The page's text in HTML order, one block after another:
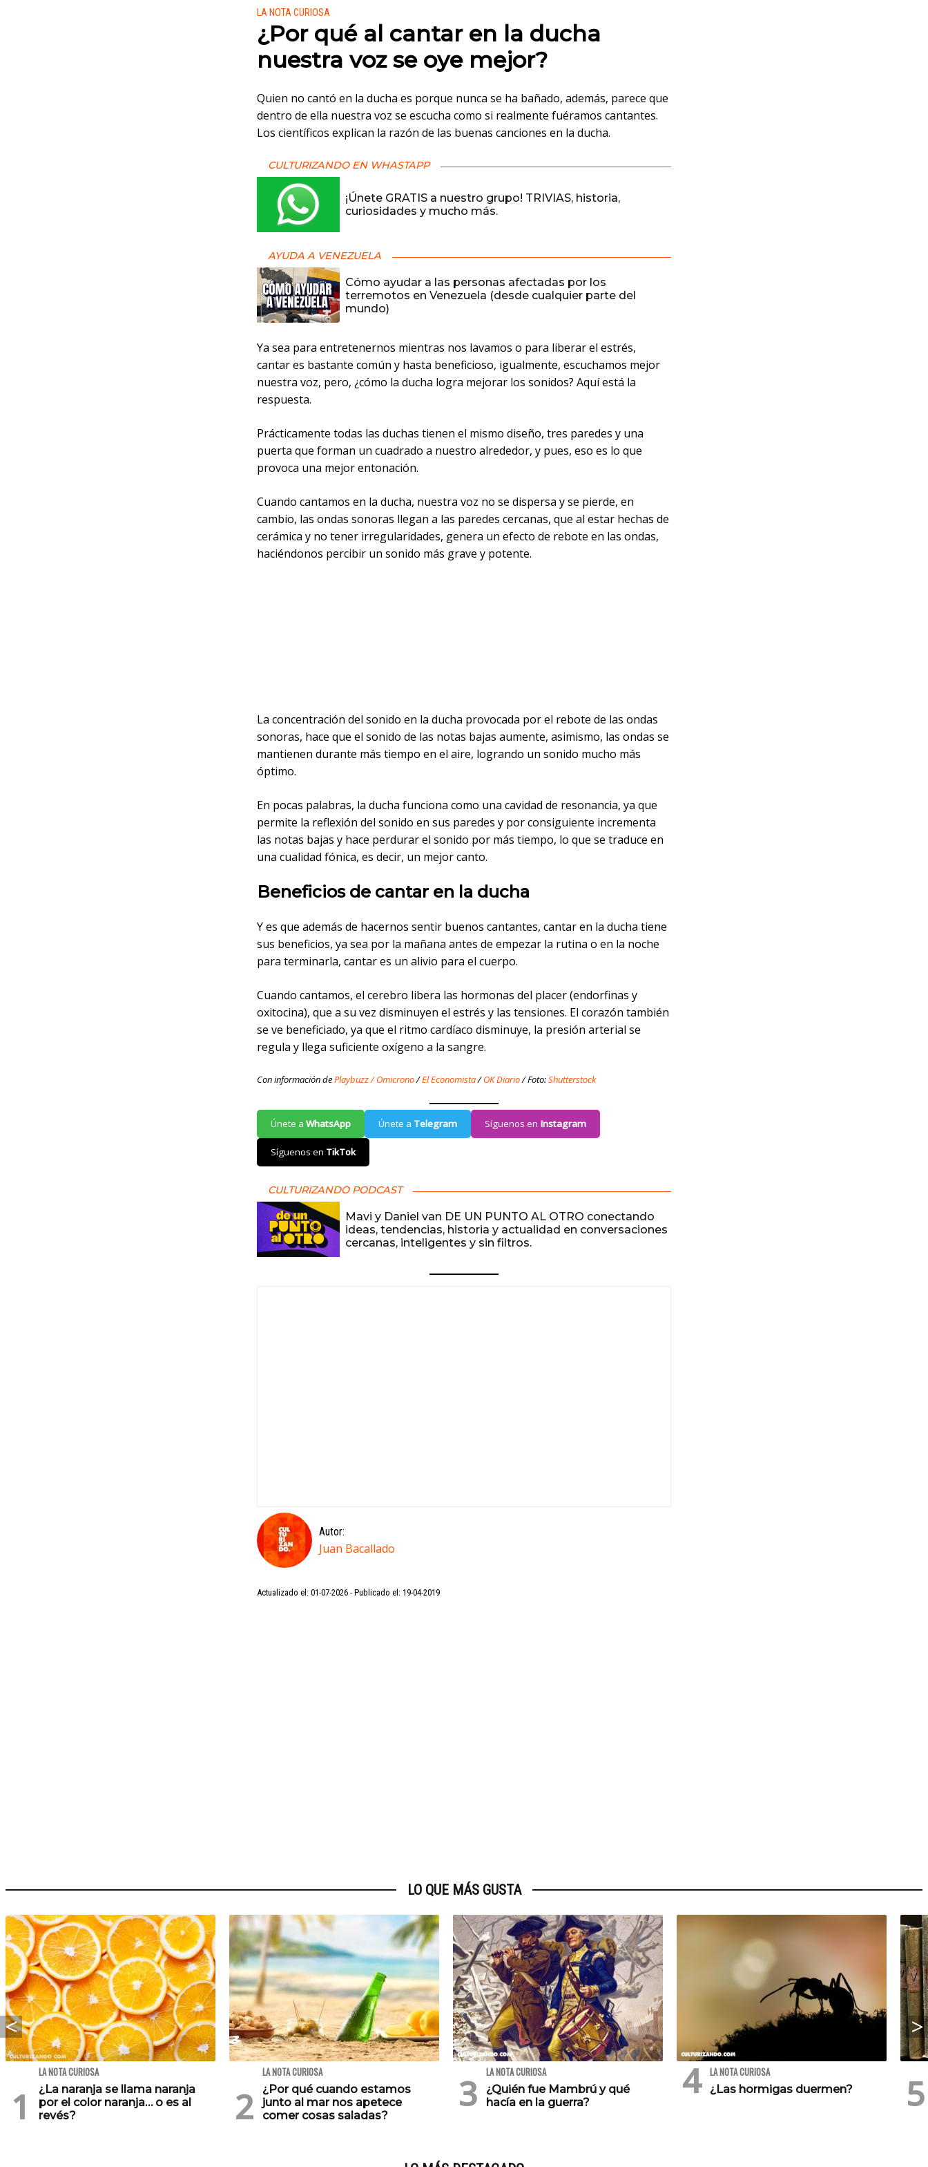
Publicado en:
LA NOTA CURIOSA
¿Por qué al cantar en la ducha
nuestra voz se oye mejor?
Quien no cantó en la ducha es porque nunca se ha bañado, además, parece que
dentro de ella nuestra voz se escucha como si realmente fuéramos cantantes.
Los científicos explican la razón de las buenas canciones en la ducha.
CULTURIZANDO EN WHASTAPP
¡Únete GRATIS a nuestro grupo! TRIVIAS, historia,
curiosidades y mucho más.
AYUDA A VENEZUELA
Cómo ayudar a las personas afectadas por los
terremotos en Venezuela (desde cualquier parte del
mundo)
Ya sea para entretenernos mientras nos lavamos o para liberar el estrés,
cantar es bastante común y hasta beneficioso, igualmente, escuchamos mejor
nuestra voz, pero, ¿cómo la ducha logra mejorar los sonidos? Aquí está la
respuesta.
Prácticamente todas las duchas tienen el mismo diseño, tres paredes y una
puerta que forman un cuadrado a nuestro alrededor, y pues, eso es lo que
provoca una mejor entonación.
Cuando cantamos en la ducha, nuestra voz no se dispersa y se pierde, en
cambio, las ondas sonoras llegan a las paredes cercanas, que al estar hechas de
cerámica y no tener irregularidades, genera un efecto de rebote en las ondas,
haciéndonos percibir un sonido más grave y potente.
La concentración del sonido en la ducha provocada por el rebote de las ondas
sonoras, hace que el sonido de las notas bajas aumente, asimismo, las ondas se
mantienen durante más tiempo en el aire, logrando un sonido mucho más
óptimo.
En pocas palabras, la ducha funciona como una cavidad de resonancia, ya que
permite la reflexión del sonido en sus paredes y por consiguiente incrementa
las notas bajas y hace perdurar el sonido por más tiempo, lo que se traduce en
una cualidad fónica, es decir, un mejor canto.
Beneficios de cantar en la ducha
Y es que además de hacernos sentir buenos cantantes, cantar en la ducha tiene
sus beneficios, ya sea por la mañana antes de empezar la rutina o en la noche
para terminarla, cantar es un alivio para el cuerpo.
Cuando cantamos, el cerebro libera las hormonas del placer (endorfinas y
oxitocina), que a su vez disminuyen el estrés y las tensiones. El corazón también
se ve beneficiado, ya que el ritmo cardíaco disminuye, la presión arterial se
regula y llega suficiente oxígeno a la sangre.
Con información dePlaybuzz/ Omicrono/El Economista/OK Diario/ Foto:Shutterstock
Únete a WhatsApp Únete a Telegram Síguenos en Instagram
Síguenos en TikTok
CULTURIZANDO PODCAST
Mavi y Daniel van DE UN PUNTO AL OTRO conectando
ideas, tendencias, historia y actualidad en conversaciones
cercanas, inteligentes y sin filtros.
Autor:
Juan Bacallado
Actualizado el: 01-07-2026 Publicado el: 19-04-2019
LO QUE MÁS GUSTA
LA NOTA CURIOSA
¿La naranja se llama naranja
por el color naranja… o es al
revés?
LA NOTA CURIOSA
¿Por qué cuando estamos
junto al mar nos apetece
comer cosas saladas?
LA NOTA CURIOSA
¿Quién fue Mambrú y qué
hacía en la guerra?
LA NOTA CURIOSA
¿Las hormigas duermen?